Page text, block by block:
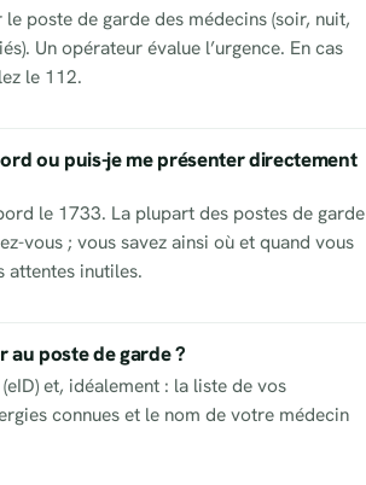
poste de garde des médecins (soir, nuit,
Un opérateur évalue l’urgence. En cas
le 112.
ou puis-je me présenter directement
le 1733. La plupart des postes de garde
vous ; vous savez ainsi où et quand vous
attentes inutiles.
au poste de garde ?
et, idéalement : la liste de vos
connues et le nom de votre médecin